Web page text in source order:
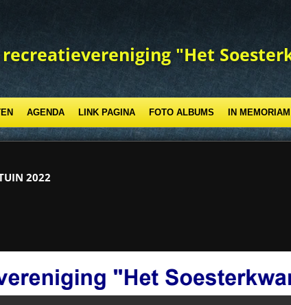
"Het
AGENDA LINK PAGINA FOTO ALBUMS IN MEMORIAM
2022